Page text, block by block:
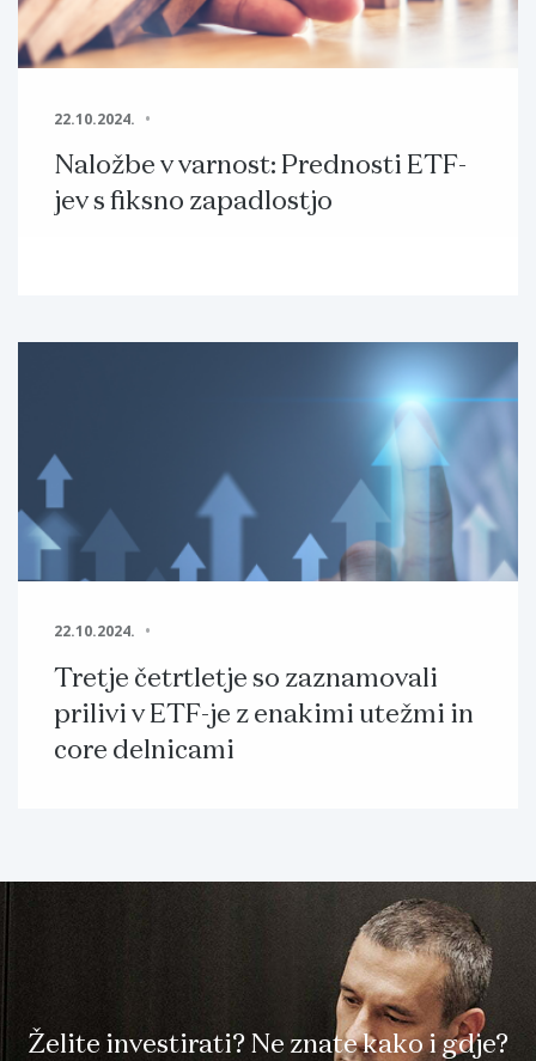
22.10.2024.
Naložbe v varnost: Prednosti ETF-
jev s fiksno zapadlostjo
22.10.2024.
Tretje četrtletje so zaznamovali
prilivi v ETF-je z enakimi utežmi in
core delnicami
Želite investirati? Ne znate kako i gdje?